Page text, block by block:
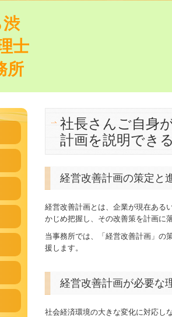
社長さんご自身
計画を説明でき
経営改善計画の策定と
経営改善計画とは、企業が現在ある
かじめ把握し、その改善策を計画に
当事務所では、「経営改善計画」の
援します。
経営改善計画が必要な
社会経済環境の大きな変化に対応し